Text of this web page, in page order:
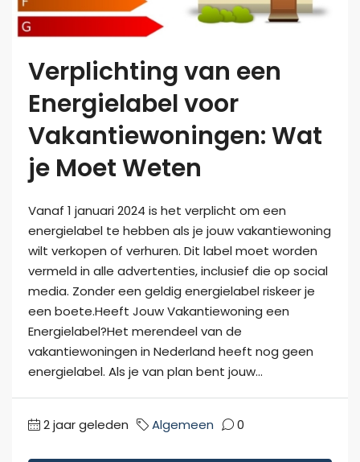
Verplichting van een
Energielabel voor
Vakantiewoningen: Wat
je Moet Weten
Vanaf 1 januari 2024 is het verplicht om een
energielabel te hebben als je jouw vakantiewoning
wilt verkopen of verhuren. Dit label moet worden
vermeld in alle advertenties, inclusief die op social
media. Zonder een geldig energielabel riskeer je
een boete.Heeft Jouw Vakantiewoning een
Energielabel?Het merendeel van de
vakantiewoningen in Nederland heeft nog geen
energielabel. Als je van plan bent jouw...
2 jaar geleden Algemeen 0